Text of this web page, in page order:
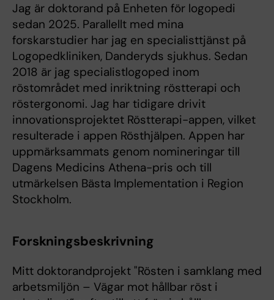
Jag är doktorand på Enheten för logopedi
sedan 2025. Parallellt med mina
forskarstudier har jag en specialisttjänst på
Logopedkliniken, Danderyds sjukhus. Sedan
2018 är jag specialistlogoped inom
röstområdet med inriktning röstterapi och
röstergonomi. Jag har tidigare drivit
innovationsprojektet Röstterapi-appen, vilket
resulterade i appen Rösthjälpen. Appen har
uppmärksammats genom nomineringar till
Dagens Medicins Athena-pris och till
utmärkelsen Bästa Implementation i Region
Stockholm.
Forskningsbeskrivning
Mitt doktorandprojekt "Rösten i samklang med
arbetsmiljön – Vägar mot hållbar röst i